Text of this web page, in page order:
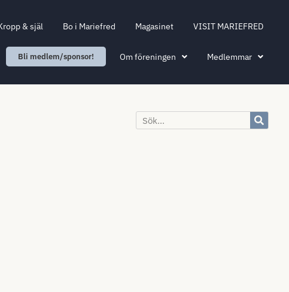
& själ Bo i Mariefred Magasinet VISIT MARIEFRED
Bli medlem/sponsor! Om föreningen Medlemmar